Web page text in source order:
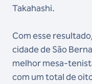
Takahashi.
Com esse
cidade de São
melhor mesa-
com um total de